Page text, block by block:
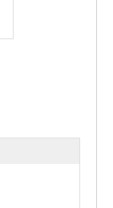
いるご家庭に
ご家族とのコ